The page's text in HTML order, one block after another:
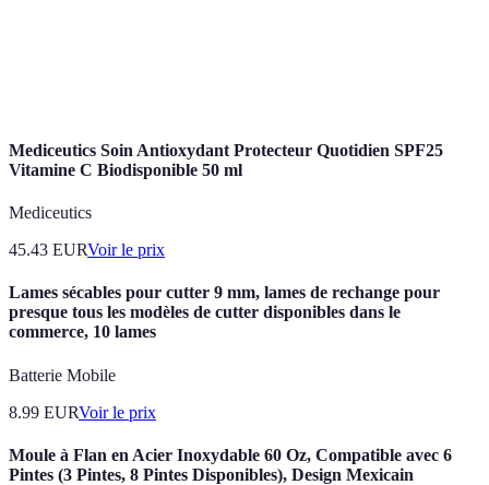
Mediceutics Soin Antioxydant Protecteur Quotidien SPF25
Vitamine C Biodisponible 50 ml
Mediceutics
45.43 EURVoir le prix
Lames sécables pour cutter 9 mm, lames de rechange pour
presque tous les modèles de cutter disponibles dans le
commerce, 10 lames
Batterie Mobile
8.99 EURVoir le prix
Moule à Flan en Acier Inoxydable 60 Oz, Compatible avec 6
Pintes (3 Pintes, 8 Pintes Disponibles), Design Mexicain